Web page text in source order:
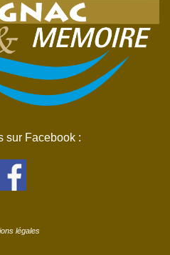
sur Facebook :
légales